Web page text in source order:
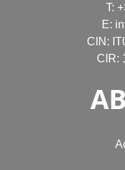
T:
E:
CIN:
CIR: